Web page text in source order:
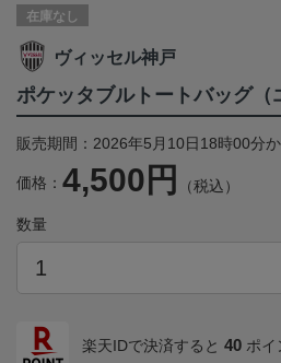
在庫なし
ヴィッセル神戸
ポケッタブルトートバッグ（
販売期間：2026年5月10日18時00分
価格： 4,500円 （税込）
数量
楽天IDで決済すると 40 ポイ